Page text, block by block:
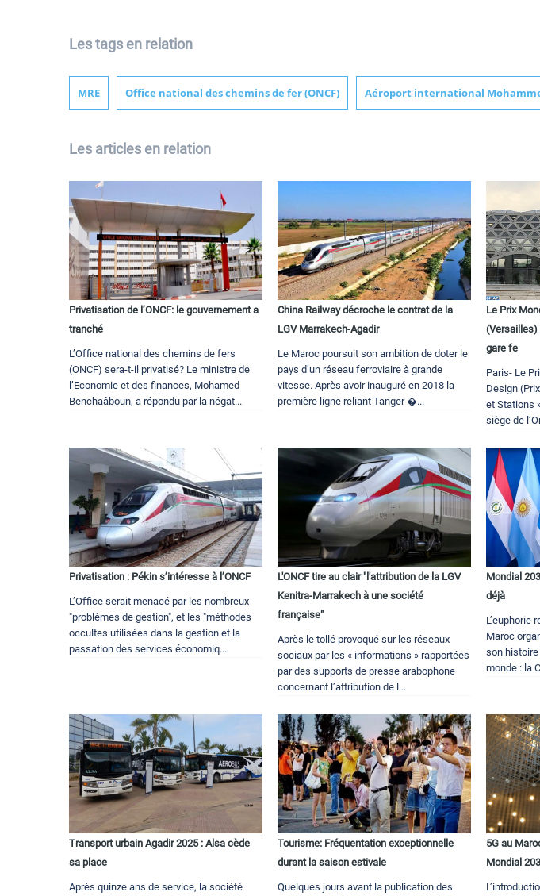
Les tags en relation
MRE Office national des chemins de fer (ONCF) Aéroport international
Les articles en relation
Privatisation de l’ONCF: le gouvernement a
tranché
L’Office national des chemins de fers
(ONCF) sera-t-il privatisé? Le ministre de
l’Economie et des finances, Mohamed
Benchaâboun, a répondu par la négat...
China Railway décroche le contrat de la
LGV Marrakech-Agadir
Le Maroc poursuit son ambition de doter le
pays d’un réseau ferroviaire à grande
vitesse. Après avoir inauguré en 2018 la
première ligne reliant Tanger �...
Le Prix
(Versailles)
gare fe
Paris- Le
Design
et Stations
siège de
Privatisation : Pékin s’intéresse à l’ONCF
L’Office serait menacé par les nombreux
"problèmes de gestion", et les "méthodes
occultes utilisées dans la gestion et la
passation des services économiq...
L'ONCF tire au clair "l'attribution de la LGV
Kenitra-Marrakech à une société
française"
Après le tollé provoqué sur les réseaux
sociaux par les « informations » rapportées
par des supports de presse arabophone
concernant l’attribution de l...
Mondial
déjà
L’euphorie
Maroc
son histoire
monde : la
Transport urbain Agadir 2025 : Alsa cède
sa place
Après quinze ans de service, la société
Tourisme: Fréquentation exceptionnelle
durant la saison estivale
Quelques jours avant la publication des
5G au
Mondial